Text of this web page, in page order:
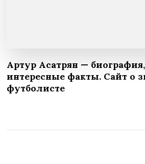
Артур Асатрян —
интересные факты. Сайт о
футболисте